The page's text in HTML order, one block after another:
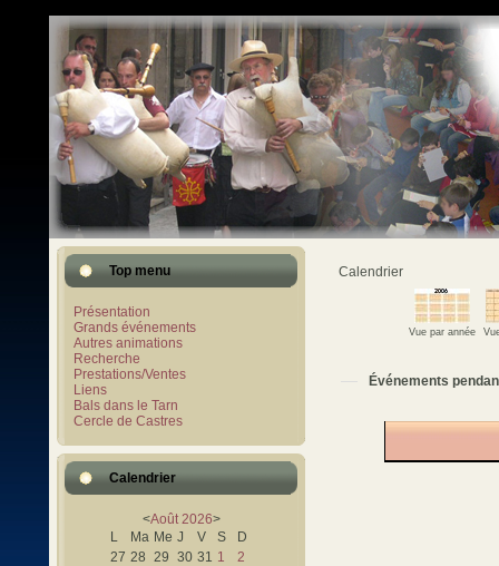
Top menu
Présentation
Grands événements
Autres animations
Recherche
Prestations/Ventes
Liens
Bals dans le Tarn
Cercle de Castres
Calendrier
<Août 2026>
L
Ma Me J V S
D
27 28 29 30 31 1
2
Calendrier
Vue par année
Événements